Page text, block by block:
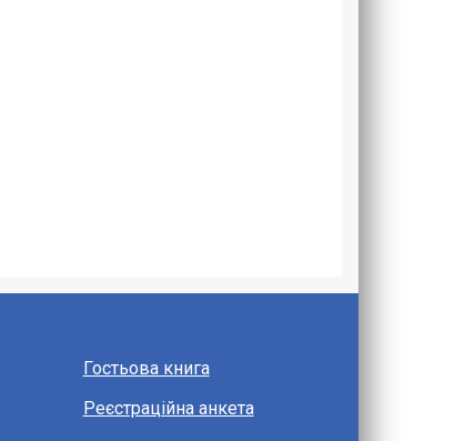
Гостьова книга
Реєстраційна анкета